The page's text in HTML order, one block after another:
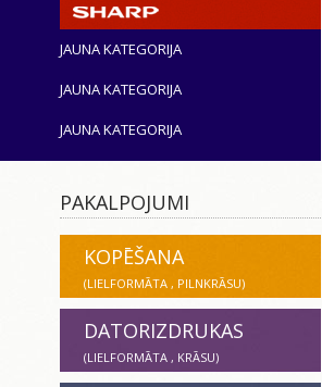
JAUNA KATEGORIJA
JAUNA KATEGORIJA
JAUNA KATEGORIJA
PAKALPOJUMI
KOPĒŠANA
(LIELFORMĀTA , PILNKRĀSU)
DATORIZDRUKAS
(LIELFORMĀTA , KRĀSU)